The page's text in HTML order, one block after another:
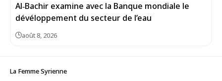
Al‑Bachir examine avec la Banque mondiale le
dévéloppement du secteur de l’eau
août 8, 2026
La Femme Syrienne